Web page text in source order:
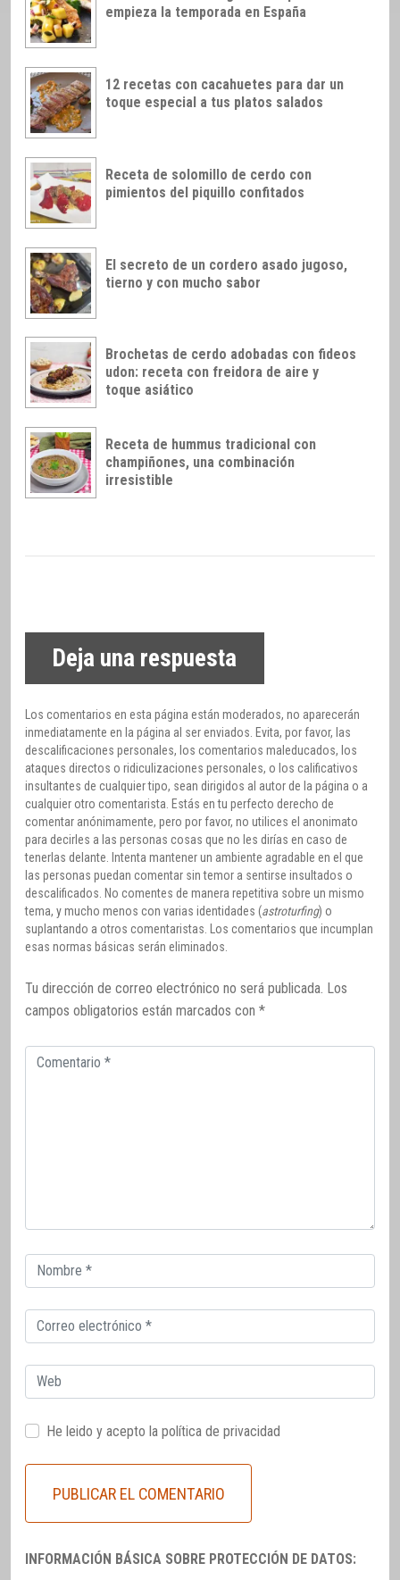
empieza la temporada en España
12 recetas con cacahuetes para dar un
toque especial a tus platos salados
Receta de solomillo de cerdo con
pimientos del piquillo confitados
El secreto de un cordero asado jugoso,
tierno y con mucho sabor
Brochetas de cerdo adobadas con fideos
udon: receta con freidora de aire y
toque asiático
Receta de hummus tradicional con
champiñones, una combinación
irresistible
Deja una respuesta
Los comentarios en esta página están moderados, no aparecerán
inmediatamente en la página al ser enviados. Evita, por favor, las
descalificaciones personales, los comentarios maleducados, los
ataques directos o ridiculizaciones personales, o los calificativos
insultantes de cualquier tipo, sean dirigidos al autor de la página o a
cualquier otro comentarista. Estás en tu perfecto derecho de
comentar anónimamente, pero por favor, no utilices el anonimato
para decirles a las personas cosas que no les dirías en caso de
tenerlas delante. Intenta mantener un ambiente agradable en el que
las personas puedan comentar sin temor a sentirse insultados o
descalificados. No comentes de manera repetitiva sobre un mismo
tema, y mucho menos con varias identidades (astroturfing) o
suplantando a otros comentaristas. Los comentarios que incumplan
esas normas básicas serán eliminados.
Tu dirección de correo electrónico no será publicada. Los
campos obligatorios están marcados con *
Comentario
Correo
electrónico
Correo
electrónico
Web
He leido y acepto la política de privacidad
INFORMACIÓN BÁSICA SOBRE PROTECCIÓN DE DATOS: